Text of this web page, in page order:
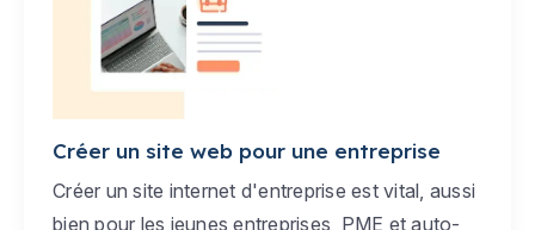
Créer un site web pour une entreprise
Créer un site internet d'entreprise est vital, aussi
bien pour les jeunes entreprises, PME et auto-